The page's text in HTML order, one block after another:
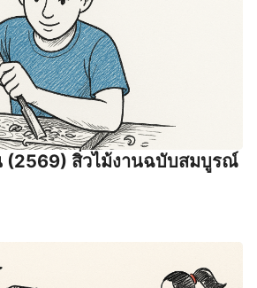
(2569) สิ่วไม้งานฉบับสมบูรณ์